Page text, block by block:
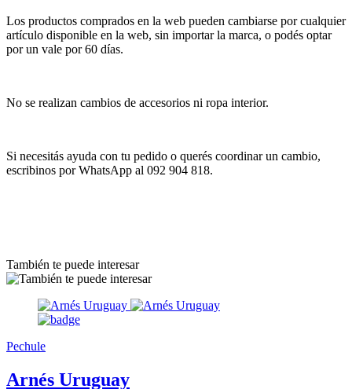
Los productos comprados en la web pueden cambiarse por cualquier
artículo disponible en la web, sin importar la marca, o podés optar
por un vale por 60 días.
No se realizan cambios de accesorios ni ropa interior.
Si necesitás ayuda con tu pedido o querés coordinar un cambio,
escribinos por WhatsApp al 092 904 818.
También te puede interesar
Pechule
Arnés Uruguay